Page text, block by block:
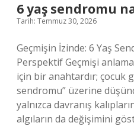
nelerdir
?
6 yaş sendromu
Tarih: Temmuz 30, 2026
Geçmişin İzinde: 6 Yaş
Perspektif Geçmişi
için bir anahtardır; çocuk
sendromu” üzerine
yalnızca davranış
algıların da değişimini